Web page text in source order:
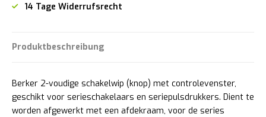
14 Tage Widerrufsrecht
Produktbeschreibung
Berker 2-voudige schakelwip (knop) met controlevenster,
geschikt voor serieschakelaars en seriepulsdrukkers. Dient te
worden afgewerkt met een afdekraam, voor de series